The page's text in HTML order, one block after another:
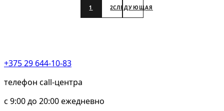
1 2СЛЕДУЮЩАЯ
+375 29 644-10-83
телефон call-центра
c 9:00 до 20:00 ежедневно